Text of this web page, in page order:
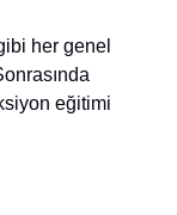
her genel
eğitimi